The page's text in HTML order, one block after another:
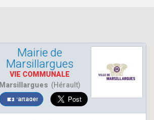
Mairie de
Marsillargues
VIE COMMUNALE
Marsillargues (Hérault)
Partager